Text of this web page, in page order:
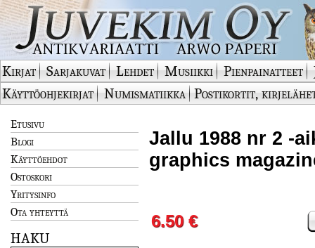
Kirjat Sarjakuvat Lehdet Musiikki Pienpainatteet
Käyttöohjekirjat
Numismatiikka Postikortit,
Etusivu
Blogi
Käyttöehdot
Ostoskori
Yritysinfo
Ota yhteyttä
HAKU
Jallu 1988 nr 2 -
graphics
6.50 €